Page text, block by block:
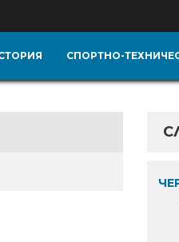
СПОРТНО-